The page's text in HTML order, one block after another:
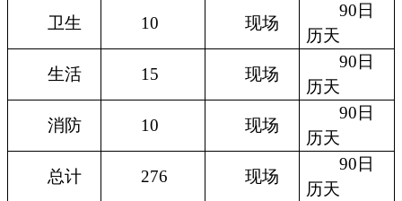
卫生 10 现场
90日
历天
生活 15 现场
90日
历天
消防 10 现场
90日
历天
总计 276 现场
90日
历天